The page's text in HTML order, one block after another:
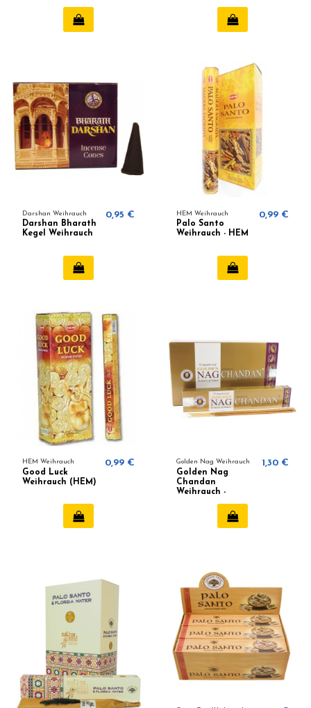
Darshan Weihrauch
Darshan Bharath
Kegel Weihrauch
0,95 € HEM Weihrauch
Palo Santo
Weihrauch - HEM
0,99 €
HEM Weihrauch
Good Luck
Weihrauch (HEM)
0,99 € Golden Nag Weihrauch
Golden Nag
Chandan
Weihrauch -
1,30 €